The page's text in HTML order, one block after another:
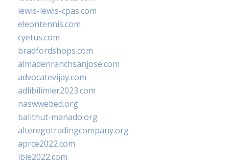
lewis-lewis-cpas.com
eleontennis.com
cyetus.com
bradfordshops.com
almadenranchsanjose.com
advocatevijay.com
adlibilimler2023.com
naswwebed.org
balithut-manado.org
alteregotradingcompany.org
aprce2022.com
ibie2022.com